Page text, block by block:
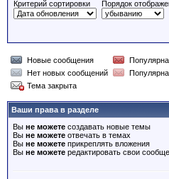
Критерий сортировки
Порядок
Новые сообщения
Нет новых сообщений
Тема закрыта
Ваши права в разделе
Вы не можете создавать новые темы
Вы не можете отвечать в темах
Вы не можете прикреплять вложения
Вы не можете редактировать свои